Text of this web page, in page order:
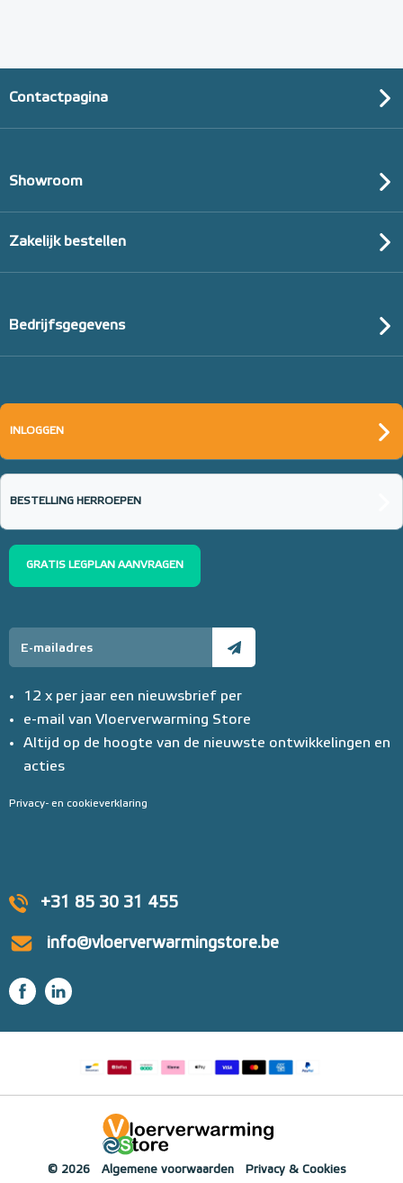
+31 85 30 31 455
info@vloerverwarmingstore.be
Contactpagina
Showroom
Zakelijk bestellen
Bedrijfsgegevens
INLOGGEN
BESTELLING HERROEPEN
GRATIS LEGPLAN AANVRAGEN
12 x per jaar een nieuwsbrief per
e-mail van Vloerverwarming Store
Altijd op de hoogte van de nieuwste ontwikkelingen en
acties
Privacy- en cookieverklaring
© 2026 Algemene voorwaarden Privacy & Cookies